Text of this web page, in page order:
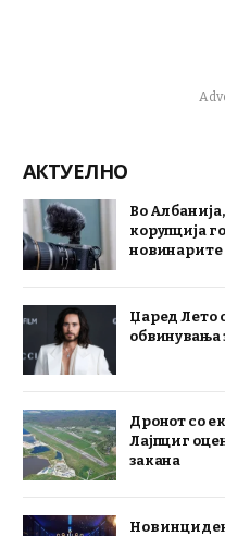
АКТУЕЛНО
Во
корупција
новинарите
Џаред Лето
обвинувања
Дронот со
Лајпциг
закана
Нов